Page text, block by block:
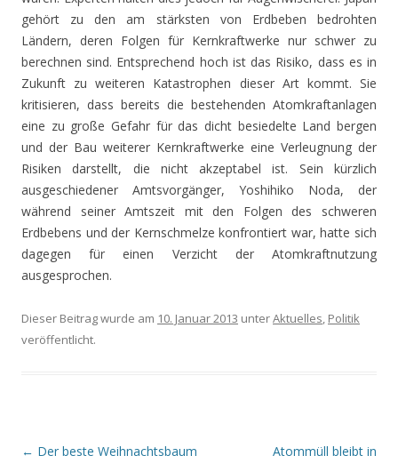
gehört zu den am stärksten von Erdbeben bedrohten
Ländern, deren Folgen für Kernkraftwerke nur schwer zu
berechnen sind. Entsprechend hoch ist das Risiko, dass es in
Zukunft zu weiteren Katastrophen dieser Art kommt. Sie
kritisieren, dass bereits die bestehenden Atomkraftanlagen
eine zu große Gefahr für das dicht besiedelte Land bergen
und der Bau weiterer Kernkraftwerke eine Verleugnung der
Risiken darstellt, die nicht akzeptabel ist. Sein kürzlich
ausgeschiedener Amtsvorgänger, Yoshihiko Noda, der
während seiner Amtszeit mit den Folgen des schweren
Erdbebens und der Kernschmelze konfrontiert war, hatte sich
dagegen für einen Verzicht der Atomkraftnutzung
ausgesprochen.
Dieser Beitrag wurde am 10. Januar 2013 unterAktuelles, Politik
veröffentlicht.
Beitrags-
← Der beste Weihnachtsbaum
Atommüll bleibt in